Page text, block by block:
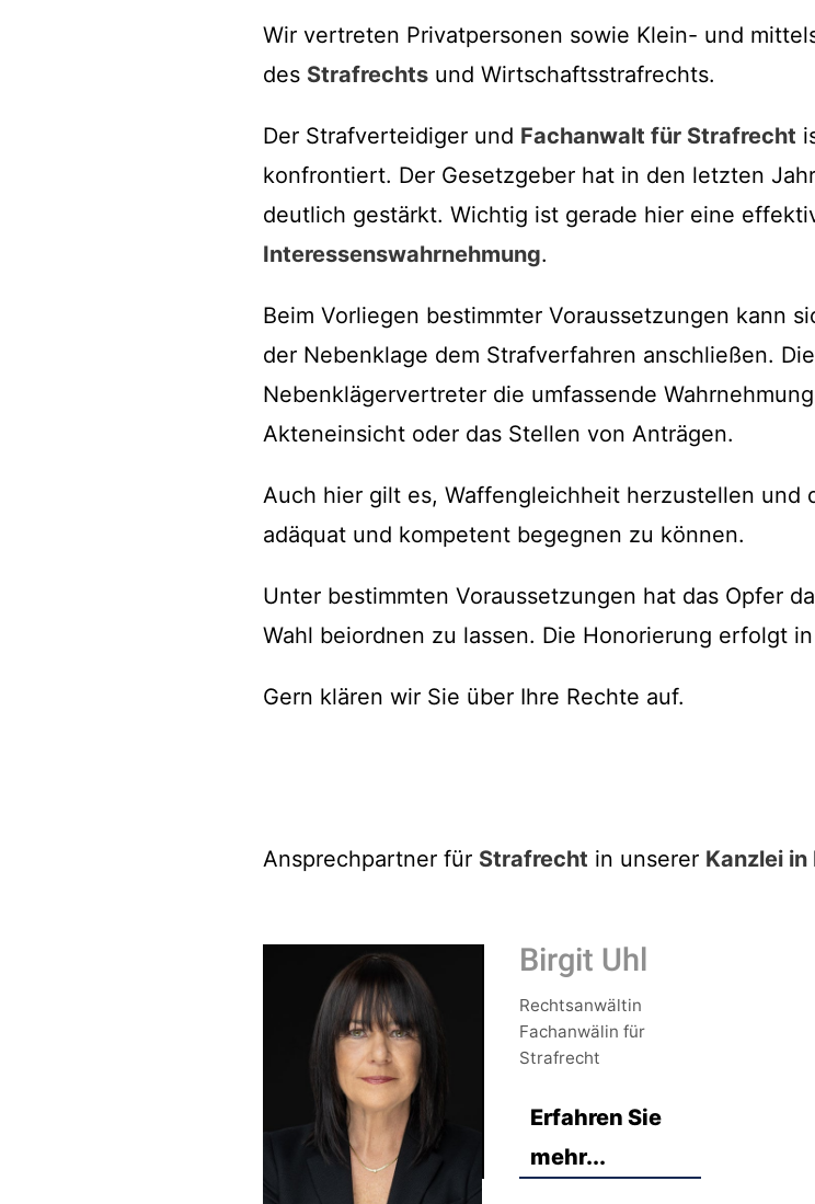
Wir vertreten Privatpersonen sowie Klein- und
des Strafrechts und Wirtschaftsstrafrechts.
Der Strafverteidiger und Fachanwalt für Strafrecht
konfrontiert. Der Gesetzgeber hat in den letzten
deutlich gestärkt. Wichtig ist gerade hier eine
Interessenswahrnehmung.
Beim Vorliegen bestimmter Voraussetzungen kann
der Nebenklage dem Strafverfahren anschließen.
Nebenklägervertreter die umfassende
Akteneinsicht oder das Stellen von Anträgen.
Auch hier gilt es, Waffengleichheit herzustellen und
adäquat und kompetent begegnen zu können.
Unter bestimmten Voraussetzungen hat das Opfer
Wahl beiordnen zu lassen. Die Honorierung erfolgt
Gern klären wir Sie über Ihre Rechte auf.
Ansprechpartner für Strafrecht in unserer Kanzlei in
Birgit Uhl
Rechtsanwältin
Fachanwälin für
Strafrecht
Erfahren Sie
mehr...